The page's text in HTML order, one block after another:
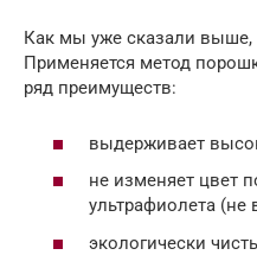
Как мы уже сказали выше,
Применяется метод
ряд преимуществ:
выдерживает
не изменяет цвет
ультрафиолета (не
экологически